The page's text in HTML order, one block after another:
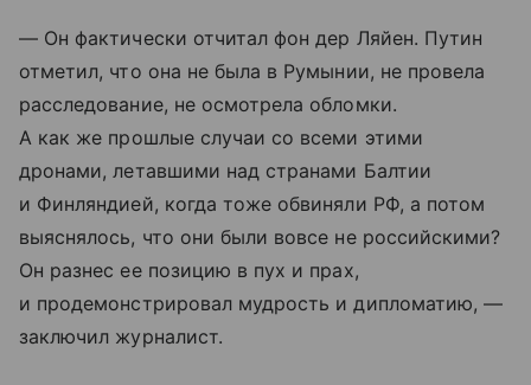
— Он фактически отчитал фон дер Ляйен. Путин
отметил, что она не была в Румынии, не провела
расследование, не осмотрела обломки.
А как же прошлые случаи со всеми этими
дронами, летавшими над странами Балтии
и Финляндией, когда тоже обвиняли РФ, а потом
выяснялось, что они были вовсе не российскими?
Он разнес ее позицию в пух и прах,
и продемонстрировал мудрость и дипломатию, —
заключил журналист.